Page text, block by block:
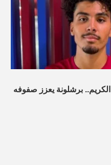
برشلونة يعزز صفوفه